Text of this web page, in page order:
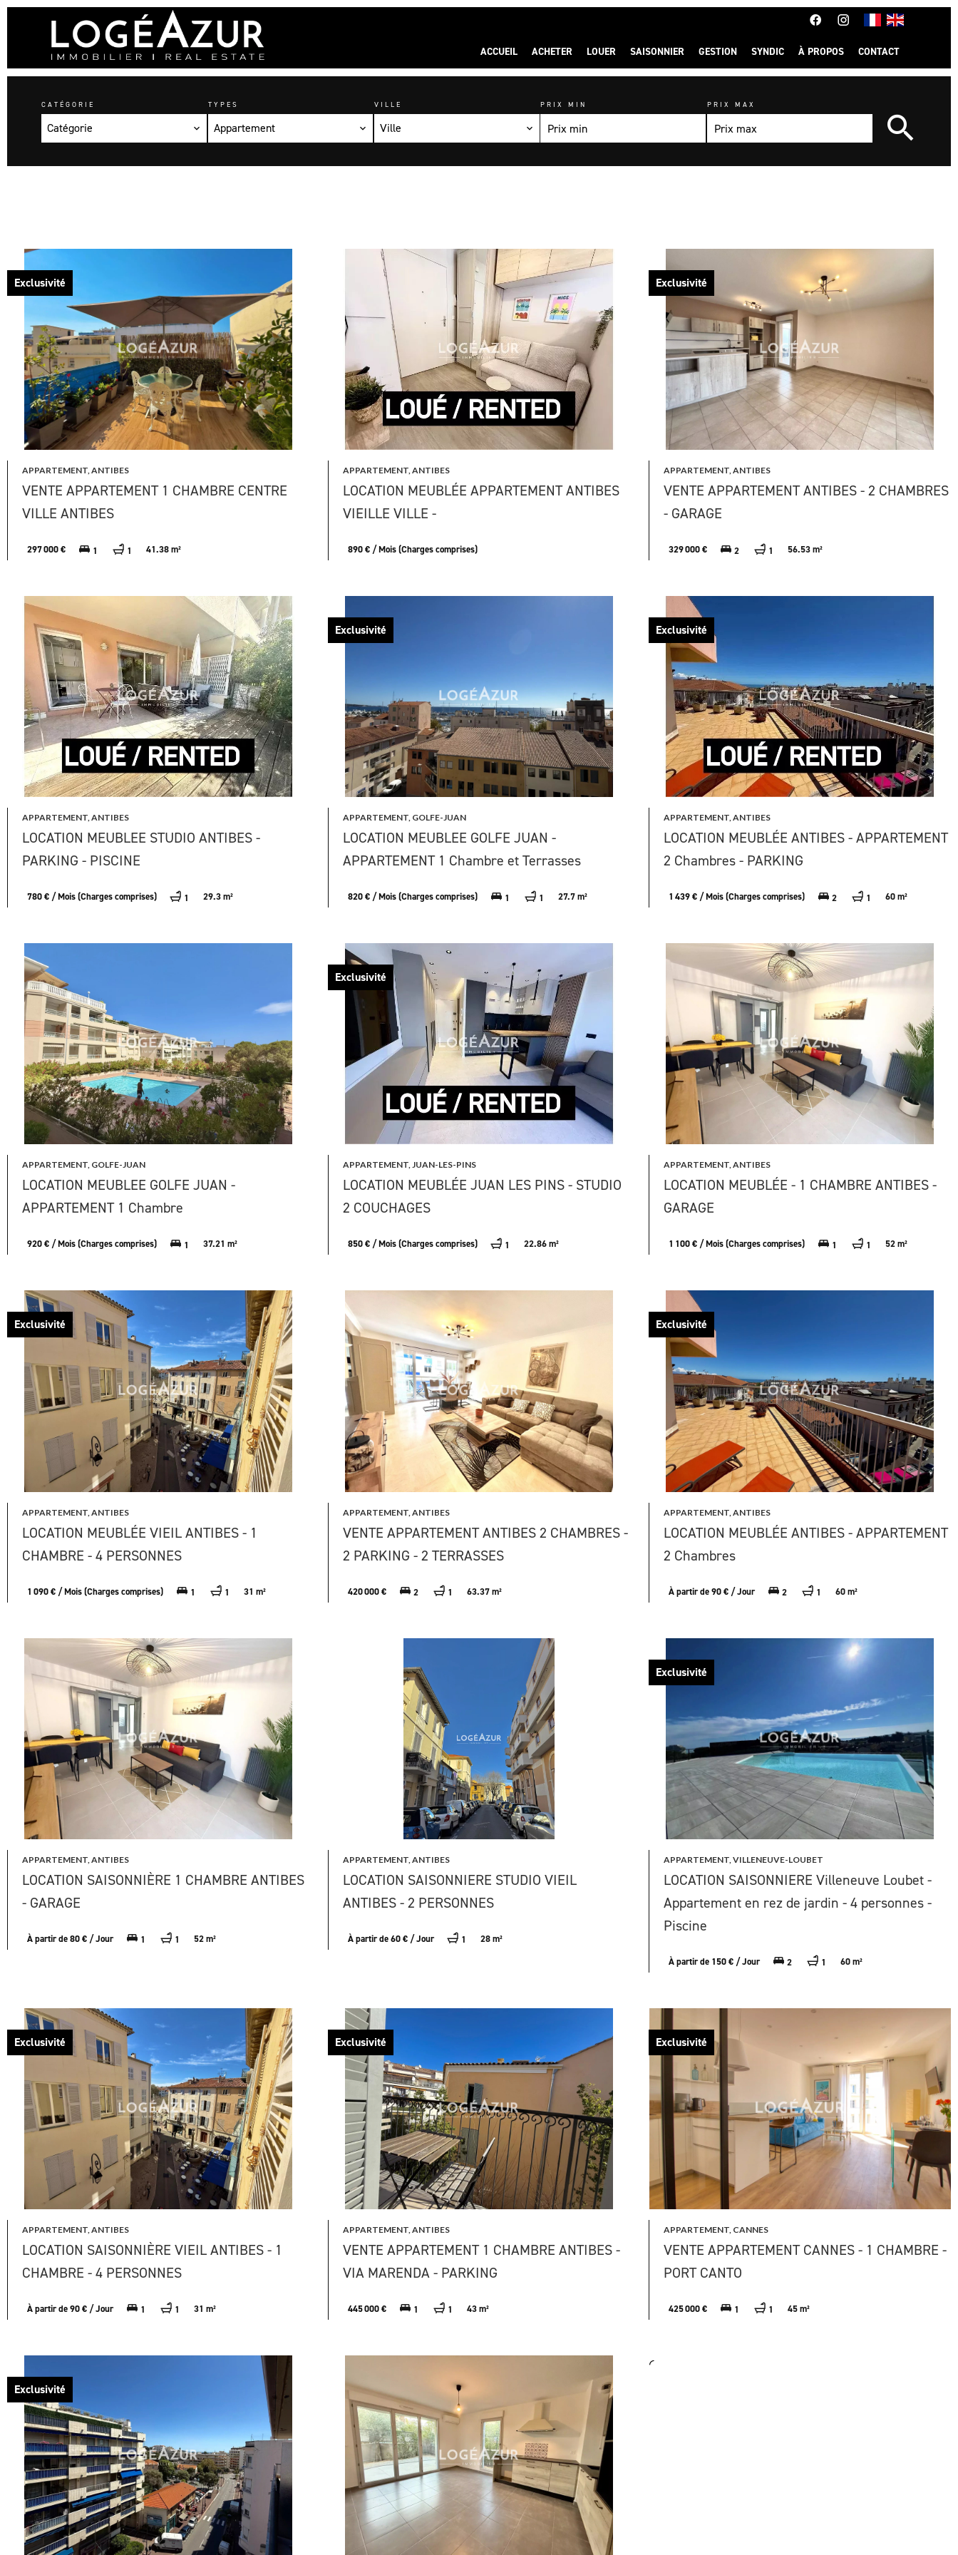
ACCUEIL ACHETER LOUER SAISONNIER GESTION SYNDIC À PROPOS CONTACT
CATÉGORIE
Catégorie
TYPES
Appartement
VILLE
Ville
PRIX MIN PRIX MAX
APPARTEMENT, ANTIBES
VENTE APPARTEMENT 1 CHAMBRE CENTRE
VILLE ANTIBES
297 000 € 1 1 41.38 m²
Exclusivité
APPARTEMENT, ANTIBES
LOCATION MEUBLÉE APPARTEMENT ANTIBES
VIEILLE VILLE -
890 € / Mois (Charges comprises)
APPARTEMENT, ANTIBES
VENTE APPARTEMENT ANTIBES - 2 CHAMBRES
- GARAGE
329 000 € 2 1 56.53 m²
Exclusivité
APPARTEMENT, ANTIBES
LOCATION MEUBLEE STUDIO ANTIBES -
PARKING - PISCINE
780 € / Mois (Charges comprises) 1 29.3 m²
APPARTEMENT, GOLFE-JUAN
LOCATION MEUBLEE GOLFE JUAN -
APPARTEMENT 1 Chambre et Terrasses
820 € / Mois (Charges comprises) 1 1 27.7 m²
Exclusivité
APPARTEMENT, ANTIBES
LOCATION MEUBLÉE ANTIBES - APPARTEMENT
2 Chambres - PARKING
1 439 € / Mois (Charges comprises) 2 1 60 m²
Exclusivité
APPARTEMENT, GOLFE-JUAN
LOCATION MEUBLEE GOLFE JUAN -
APPARTEMENT 1 Chambre
920 € / Mois (Charges comprises) 1 37.21 m²
APPARTEMENT, JUAN-LES-PINS
LOCATION MEUBLÉE JUAN LES PINS - STUDIO
2 COUCHAGES
850 € / Mois (Charges comprises) 1 22.86 m²
Exclusivité
APPARTEMENT, ANTIBES
LOCATION MEUBLÉE - 1 CHAMBRE ANTIBES -
GARAGE
1 100 € / Mois (Charges comprises) 1 1 52 m²
APPARTEMENT, ANTIBES
LOCATION MEUBLÉE VIEIL ANTIBES - 1
CHAMBRE - 4 PERSONNES
1 090 € / Mois (Charges comprises) 1 1 31 m²
Exclusivité
APPARTEMENT, ANTIBES
VENTE APPARTEMENT ANTIBES 2 CHAMBRES -
2 PARKING - 2 TERRASSES
420 000 € 2 1 63.37 m²
APPARTEMENT, ANTIBES
LOCATION MEUBLÉE ANTIBES - APPARTEMENT
2 Chambres
À partir de 90 € / Jour 2 1 60 m²
Exclusivité
APPARTEMENT, ANTIBES
LOCATION SAISONNIÈRE 1 CHAMBRE ANTIBES
- GARAGE
À partir de 80 € / Jour 1 1 52 m²
APPARTEMENT, ANTIBES
LOCATION SAISONNIERE STUDIO VIEIL
ANTIBES - 2 PERSONNES
À partir de 60 € / Jour 1 28 m²
APPARTEMENT, VILLENEUVE-LOUBET
LOCATION SAISONNIERE Villeneuve Loubet -
Appartement en rez de jardin - 4 personnes -
Piscine
À partir de 150 € / Jour 2 1 60 m²
Exclusivité
APPARTEMENT, ANTIBES
LOCATION SAISONNIÈRE VIEIL ANTIBES - 1
CHAMBRE - 4 PERSONNES
À partir de 90 € / Jour 1 1 31 m²
Exclusivité
APPARTEMENT, ANTIBES
VENTE APPARTEMENT 1 CHAMBRE ANTIBES -
VIA MARENDA - PARKING
445 000 € 1 1 43 m²
Exclusivité
APPARTEMENT, CANNES
VENTE APPARTEMENT CANNES - 1 CHAMBRE -
PORT CANTO
425 000 € 1 1 45 m²
Exclusivité
Exclusivité